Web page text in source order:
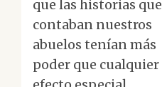
que las historias que
contaban nuestros
abuelos tenían más
poder que cualquier